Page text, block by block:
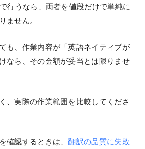
行うなら、両者を値段だけで単純に
ません。
も、作業内容が「英語ネイティブが
なら、その金額が妥当とは限りませ
、実際の作業範囲を比較してくださ
確認するときは、翻訳の品質に失敗